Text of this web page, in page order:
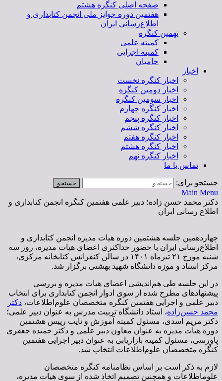
صفحه اصلی کنگره هشتم
هفتمین دوره جوایز ملی انجمن کتابداری و
اطلاع‌رسانی ایران
نهمین کنگره
کمیته علمی
کمیته اجرایی
حامیان
اخبار
اخبار کنگره نخست
اخبار دومین کنگره
اخبار سومین کنگره
اخبار کنگره چهارم
اخبار کنگره پنجم
اخبار کنگره ششم
اخبار کنگره هفتم
اخبار کنگره هشتم
اخبار کنگره نهم
تماس با ما
جستجو برای:
Main Menu
دکتر محمد حسن زاده؛ دبیر علمی هفتمین کنگره انجمن کتابداری و
اطلاع رسانی ایران
چهاردهمین جلسه هشتمین دوره هیات مدیره انجمن کتابداری و
اطلاع‌رسانی ایران با حضور حداکثری اعضای هیات مدیره، روز سه
شنبه مورخ ۲۱ تیرماه ۱۴۰۱ در سالن کنفرانس کتابخانه مرکزی،
مرکز اسناد و‌ موزه دانشگاه شهید بهشتی برگزار شد.
در این جلسه طی هم‌اندیشی اعضای هیات مدیره و بررسی
پیشنهادهای مطرح شده از سوی ادوار انجمن کتابداری برای انتخاب
دبیر علمی و اجرایی هفتمین کنگره متخصصان علوم‌اطلاعات، دکتر
محمد حسن‌زاده، استاد دانشگاه تربیت مدرس به عنوان دبیر علمی؛
دکتر مریم اسدی، مسئول کمیته آموزش و نایب رییس هشتمین
دوره هیات مدیره به عنوان معاون دبیر علمی و دکتر حمیده جعفری
پاورسی، مسئول کمیته بازاریابی به عنوان دبیر اجرایی هفتمین
کنگره متخصصان علوم‌اطلاعات انتخاب شد.
لازم به ذکر است بر اساس نظامنامه کنگره متخصصان
علوم‎اطلاعات و همچنین تصمیم اتخاذ شده از سوی هیات مدیره،